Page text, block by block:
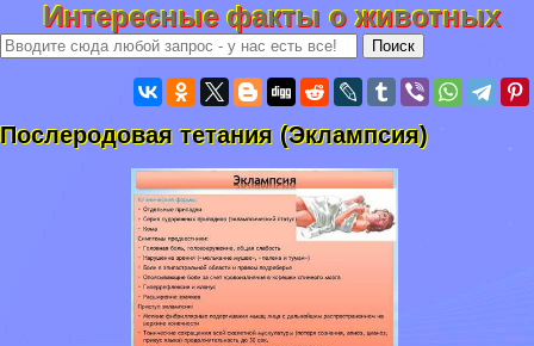
Интересные факты о животных
Послеродовая тетания (Эклампсия)